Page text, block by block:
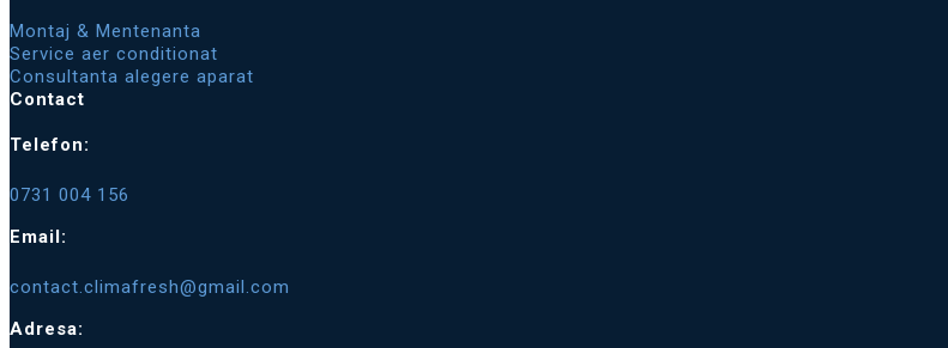
Montaj & Mentenanta
Service aer conditionat
Consultanta alegere aparat
Contact
Telefon:
0731 004 156
Email:
contact.climafresh@gmail.com
Adresa: